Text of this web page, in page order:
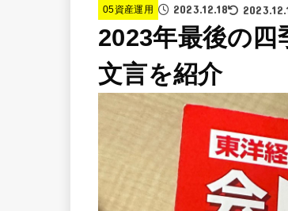
05資産運用 2023.12.18
2023年最後の四
文言を紹介